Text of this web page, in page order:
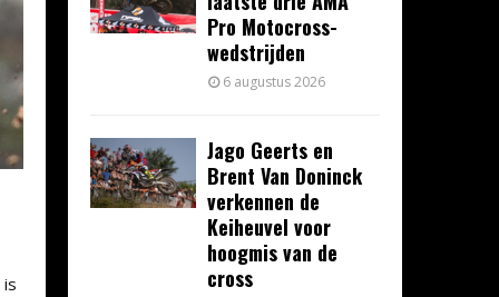
Pro Motocross-
wedstrijden
6 augustus 2026
Jago Geerts en
Brent Van Doninck
verkennen de
Keiheuvel voor
hoogmis van de
cross